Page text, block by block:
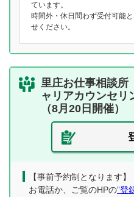
ています。
時間外・休日問わず受付可能
せください。
里庄お仕事相談
ャリアカウンセリ
（8月20日開催）
【事前予約制となります】
お電話か、ご覧のHPの”登